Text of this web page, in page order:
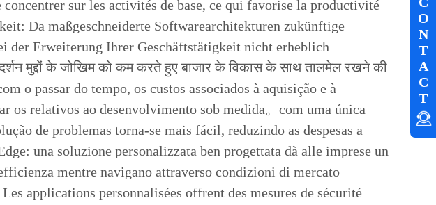
concentrer sur les activités de base, ce qui favorise la productivité
Da maßgeschneiderte Softwarearchitekturen zukünftige
der Erweiterung Ihrer Geschäftstätigkeit nicht erheblich
मुद्दों के जोखिम को कम करते हुए बाजार के विकास के साथ तालमेल रखने की
o passar do tempo, os custos associados à aquisição e à
os relativos ao desenvolvimento sob medida。com uma única
de problemas torna-se mais fácil, reduzindo as despesas a
una soluzione personalizzata ben progettata dà alle imprese un
mentre navigano attraverso condizioni di mercato
applications personnalisées offrent des mesures de sécurité
O
N
T
A
C
T